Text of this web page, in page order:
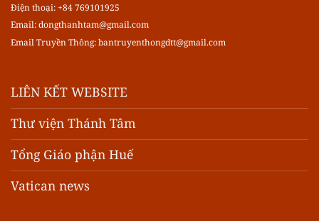
Điện thoại: +84 769101925
Email:dongthanhtam@gmail.com
Email Truyền Thông:bantruyenthongdtt@gmail.com
LIÊN KẾT WEBSITE
Thư viện Thánh Tâm
Tổng Giáo phận Huế
Vatican news